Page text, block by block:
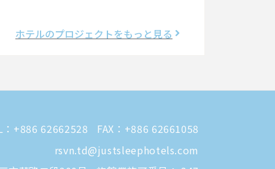
ホテルのプロジェクトをもっと見る
+886 62662528
FAX：+886 62661058
rsvn.td@justsleephotels.com